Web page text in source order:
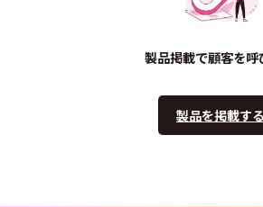
製品掲載で顧客を呼
製品を掲載する